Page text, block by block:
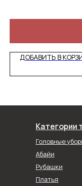
ДОБАВИТЬ В
Категории
Головные
Абайи
Рубашки
Платья